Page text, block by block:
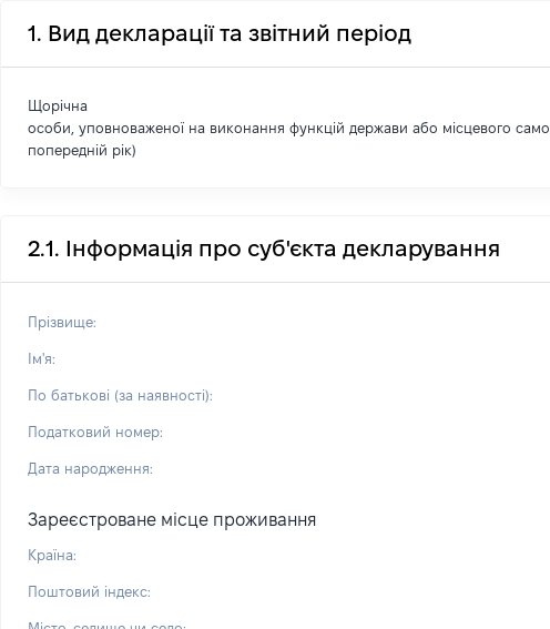
1. Вид декларації та звітний період
Щорічна
особи, уповноваженої на виконання функцій держави або місцевого
попередній рік)
2.1. Інформація про суб'єкта декларування
Прізвище:
Ім'я:
По батькові (за наявності):
Податковий номер:
Дата народження:
Зареєстроване місце проживання
Країна:
Поштовий індекс: